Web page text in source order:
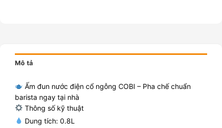
Mô tả
Ấm đun nước điện cổ ngỗng COBI – Pha chế chuẩn
barista ngay tại nhà
Thông số kỹ thuật
Dung tích: 0.8L